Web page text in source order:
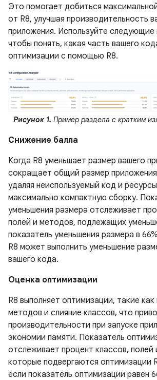
Это помогает добиться
от R8, улучшая производительность
приложения. Используйте следующие
чтобы понять, какая часть вашего
оптимизации с помощью R8.
Рисунок 1. Пример раздела с кратким
Снижение балла
Когда R8 уменьшает размер вашего
сокращает общий размер
удаляя неиспользуемый код и
максимально компактную сборку.
уменьшения размера отслеживает
полей и методов, подлежащих
показатель уменьшения размера в
R8 может выполнить уменьшение
вашего кода.
Оценка оптимизации
R8 выполняет оптимизации, такие
методов и слияние классов, что
производительности при запуске
экономии памяти. Показатель
отслеживает процент классов, полей
которые подвергаются оптимизации
если показатель оптимизации равен